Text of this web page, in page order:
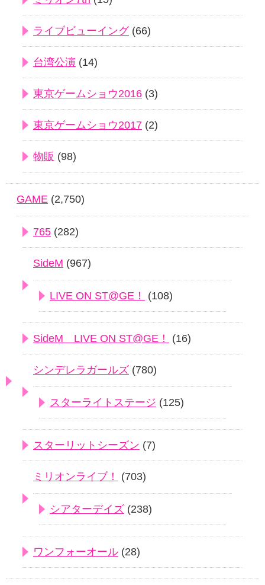
ライブビューイング(66)
台湾公演 (14)
東京ゲームショウ2016 (3)
東京ゲームショウ2017 (2)
物販 (98)
GAME (2,750)
765 (282)
SideM (967)
LIVE ON ST@GE！ (108)
SideM LIVE ON ST@GE！ (16)
シンデレラガールズ (780)
スターライトステージ (125)
スターリットシーズン (7)
ミリオンライブ！ (703)
シアターデイズ (238)
ワンフォーオール (28)